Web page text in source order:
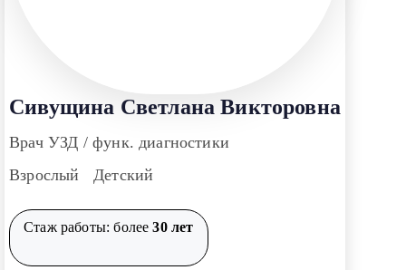
Сивущина Светлана Викторовна
Врач УЗД / функ. диагностики
Взрослый Детский
Стаж работы: более30 лет